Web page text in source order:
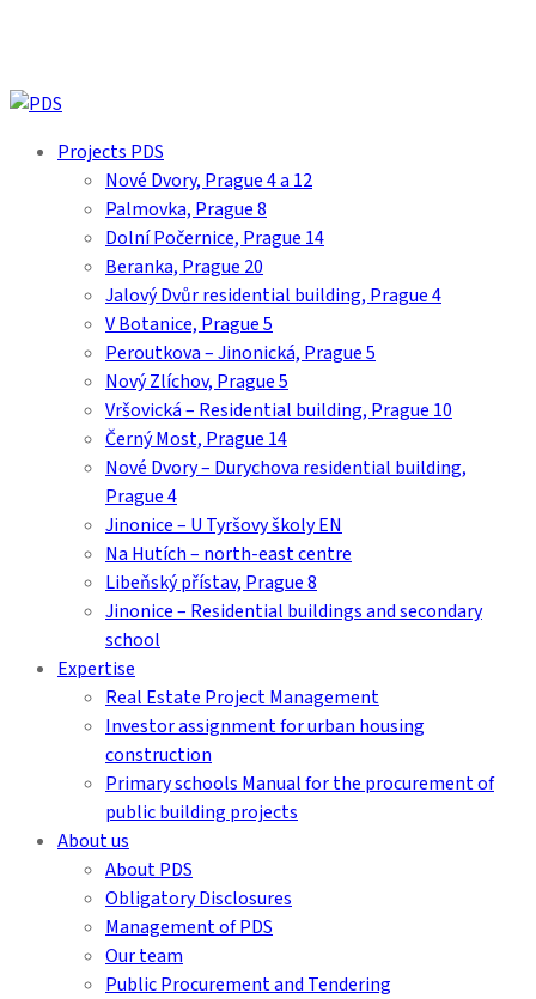
content
search
Menu Projects PDS
Nové Dvory, Prague 4 a 12
Palmovka, Prague 8
Dolní Počernice, Prague 14
Beranka, Prague 20
Jalový Dvůr residential building, Prague 4
V Botanice, Prague 5
Peroutkova – Jinonická, Prague 5
Nový Zlíchov, Prague 5
Vršovická – Residential building, Prague 10
Černý Most, Prague 14
Nové Dvory – Durychova residential building,
Prague 4
Jinonice – U Tyršovy školy EN
Na Hutích – north-east centre
Libeňský přístav, Prague 8
Jinonice – Residential buildings and secondary
school
Expertise
Real Estate Project Management
Investor assignment for urban housing
construction
Primary schools Manual for the procurement of
public building projects
About us
About PDS
Obligatory Disclosures
Management of PDS
Our team
Public Procurement and Tendering